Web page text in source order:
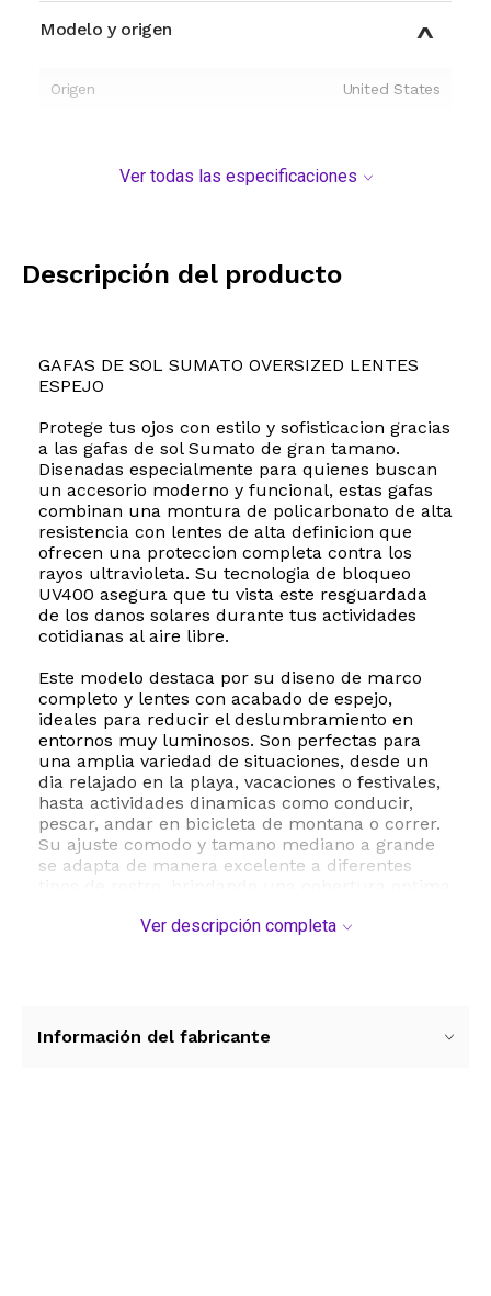
Modelo y origen
Origen United States
Ver todas las especificaciones
Descripción del producto
GAFAS DE SOL SUMATO OVERSIZED LENTES
ESPEJO
Protege tus ojos con estilo y sofisticacion gracias
a las gafas de sol Sumato de gran tamano.
Disenadas especialmente para quienes buscan
un accesorio moderno y funcional, estas gafas
combinan una montura de policarbonato de alta
resistencia con lentes de alta definicion que
ofrecen una proteccion completa contra los
rayos ultravioleta. Su tecnologia de bloqueo
UV400 asegura que tu vista este resguardada
de los danos solares durante tus actividades
cotidianas al aire libre.
Este modelo destaca por su diseno de marco
completo y lentes con acabado de espejo,
ideales para reducir el deslumbramiento en
entornos muy luminosos. Son perfectas para
una amplia variedad de situaciones, desde un
dia relajado en la playa, vacaciones o festivales,
hasta actividades dinamicas como conducir,
pescar, andar en bicicleta de montana o correr.
Su ajuste comodo y tamano mediano a grande
se adapta de manera excelente a diferentes
agua o un pano suave, evitando el uso de
Ver descripción completa
Información del fabricante